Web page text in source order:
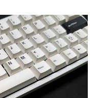
雑メモを書くところか
いいかも」と思えたも
うスタイルで書いてい
“おまけツール”くら